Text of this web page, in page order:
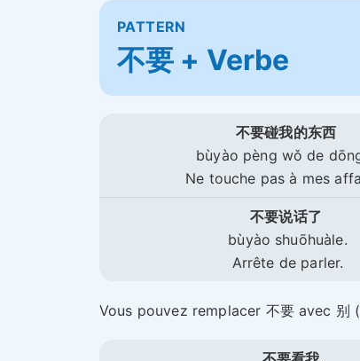
PATTERN
不要 + Verbe
不要碰我的东西
bùyào pèng wǒ de
Ne touche pas à mes
不要说话了
bùyào shuōhuàle.
Arrête de parler.
Vous pouvez remplacer 不要 avec